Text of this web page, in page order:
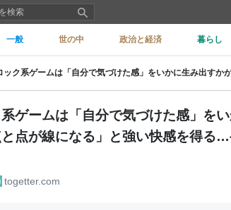
一般 世の中 政治と経済 暮らし
ゲームは「自分で気づけた感」を
点が線になる」と強い快感を得る
togetter.com